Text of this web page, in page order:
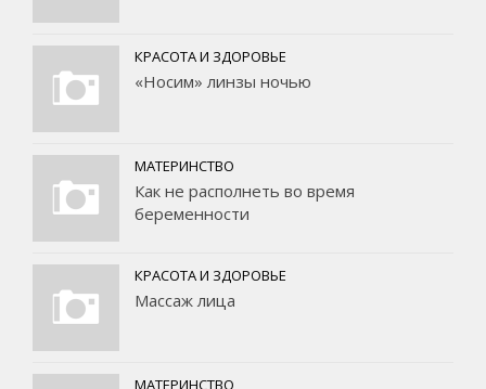
КРАСОТА И ЗДОРОВЬЕ
«Носим» линзы ночью
МАТЕРИНСТВО
Как не располнеть во время
беременности
КРАСОТА И ЗДОРОВЬЕ
Массаж лица
МАТЕРИНСТВО